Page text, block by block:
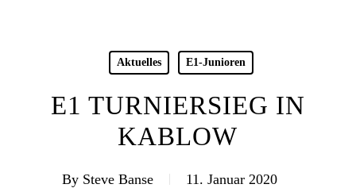
Aktuelles E1-Junioren
E1 TURNIERSIEG IN
KABLOW
By Steve Banse 11. Januar 2020